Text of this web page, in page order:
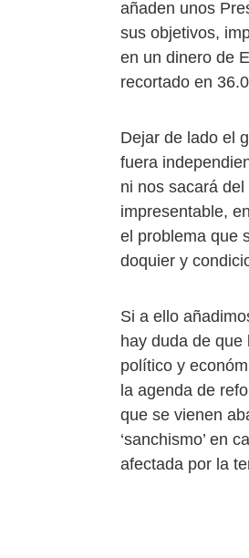
añaden unos
sus objetivos,
en un dinero de
recortado en
Dejar de lado el
fuera
ni nos sacará
impresentable,
el problema que
doquier y
Si a ello
hay duda de que
político y
la agenda de
que se vienen
‘sanchismo’ en
afectada por la